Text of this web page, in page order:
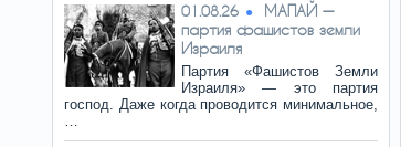
01.08.26
МАПАЙ —
партия фашистов земли
Израиля
Партия «Фашистов Земли
Израиля» — это партия
господ. Даже когда проводится минимальное,
…